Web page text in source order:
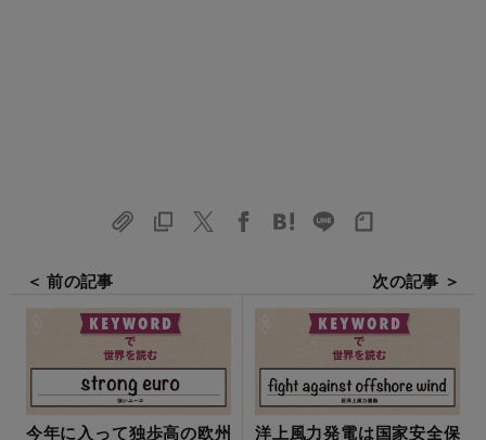
＜ 前の記事
今年に入って独歩高の欧州
次の記事 ＞
洋上風力発電は国家安全保